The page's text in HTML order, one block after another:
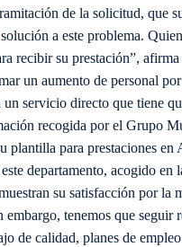
de la solicitud, que
a este problema.
recibir su prestación”,
un aumento de personal
servicio directo que tiene
recogida por el Grupo
plantilla para prestaciones
departamento, acogido
su satisfacción por la
embargo, tenemos que seguir
de calidad, planes de